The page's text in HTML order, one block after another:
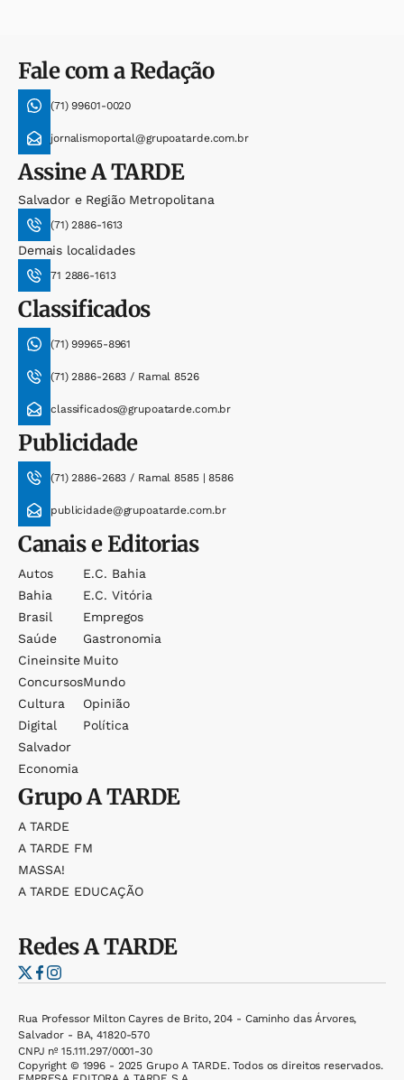
Fale com a Redação
(71) 99601-0020
jornalismoportal@grupoatarde.com.br
AssineA TARDE
Salvador e Região Metropolitana
(71) 2886-1613
Demais localidades
71 2886-1613
Classificados
(71) 99965-8961
(71) 2886-2683 / Ramal 8526
classificados@grupoatarde.com.br
Publicidade
(71) 2886-2683 / Ramal 8585 | 8586
publicidade@grupoatarde.com.br
Canais e Editorias
Autos
Bahia
Brasil
Saúde
Cineinsite
Concursos
Cultura
Digital
Salvador
Economia
E.c. Bahia
E.c. Vitória
Empregos
Gastronomia
Muito
Mundo
Opinião
Política
GrupoA TARDE
A TARDE
A TARDE FM
MASSA!
A TARDE EDUCAÇÃO
RedesA TARDE
Rua Professor Milton Cayres de Brito, 204 - Caminho das Árvores,
Salvador - BA, 41820-570
CNPJ nº 15.111.297/0001-30
Copyright © 1996 - 2025 Grupo A TARDE. Todos os direitos reservados.